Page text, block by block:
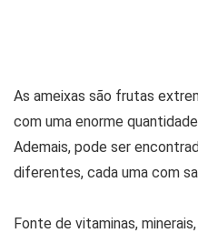
As ameixas são frutas
com uma enorme
Ademais, pode ser
diferentes, cada uma com
Fonte de vitaminas,